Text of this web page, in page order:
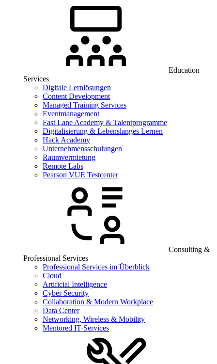
Education
Services
Digitale Lernlösungen
Content Development
Managed Training Services
Eventmanagement
Fast Lane Academy & Talentprogramme
Digitalisierung & Lebenslanges Lernen
Hack Academy
Unternehmensschulungen
Raumvermietung
Remote Labs
Pearson VUE Testcenter
Consulting &
Professional Services
Professional Services im Überblick
Cloud
Artificial Intelligence
Cyber Security
Collaboration & Modern Workplace
Data Center
Networking, Wireless & Mobility
Mentored IT-Services